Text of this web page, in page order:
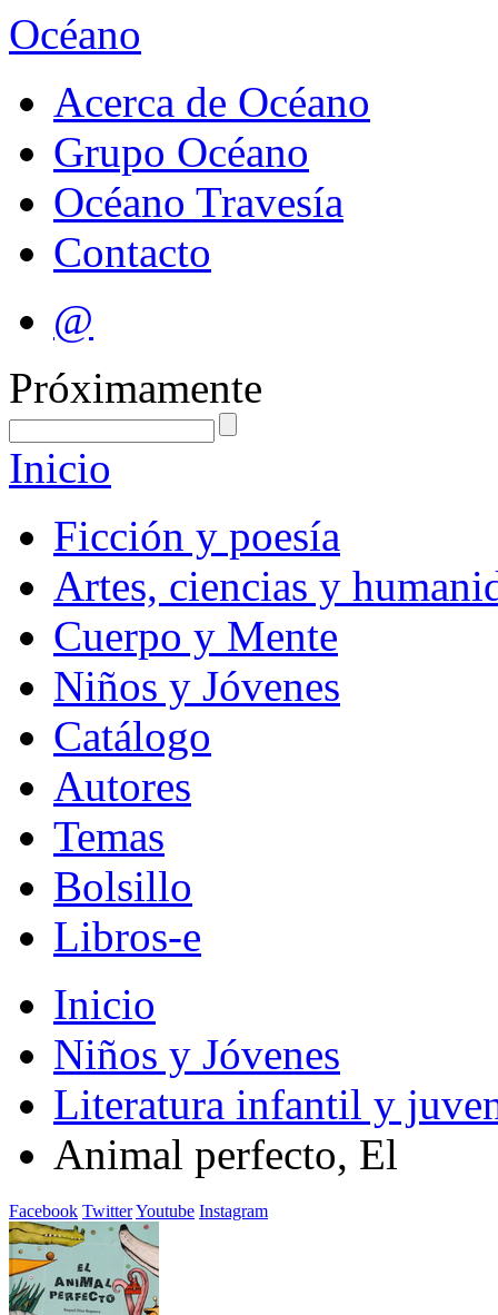
Océano
Acerca de Océano
Grupo Océano
Océano Travesía
Contacto
@
Próximamente
Inicio
Ficción y poesía
Artes, ciencias y
Cuerpo y Mente
Niños y Jóvenes
Catálogo
Autores
Temas
Bolsillo
Libros-e
Inicio
Niños y Jóvenes
Literatura infantil y
Animal perfecto, El
Facebook TwitterYoutube Instagram